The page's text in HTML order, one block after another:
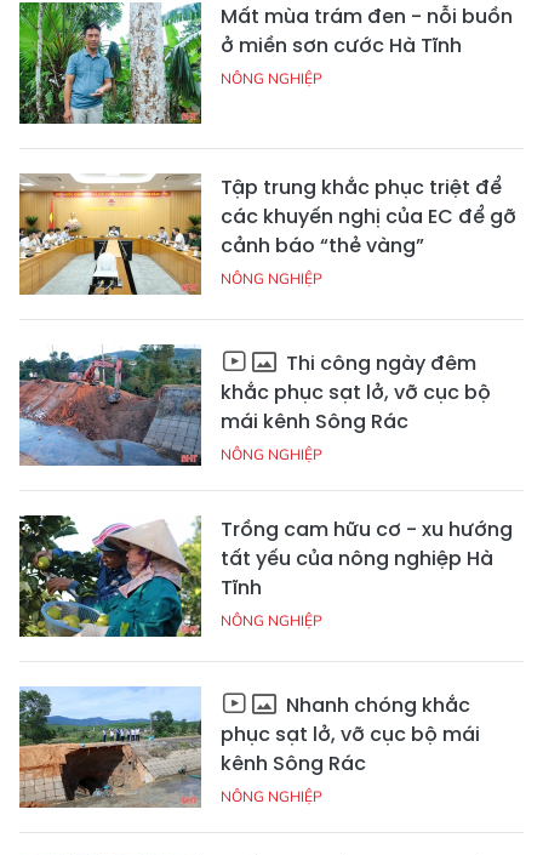
Mất mùa trám đen - nỗi buồn
ở miền sơn cước Hà Tĩnh
NÔNG NGHIỆP
Tập trung khắc phục triệt để
các khuyến nghị của EC để gỡ
cảnh báo “thẻ vàng”
NÔNG NGHIỆP
Thi công ngày đêm
khắc phục sạt lở, vỡ cục bộ
mái kênh Sông Rác
NÔNG NGHIỆP
Trồng cam hữu cơ - xu hướng
tất yếu của nông nghiệp Hà
Tĩnh
NÔNG NGHIỆP
Nhanh chóng khắc
phục sạt lở, vỡ cục bộ mái
kênh Sông Rác
NÔNG NGHIỆP